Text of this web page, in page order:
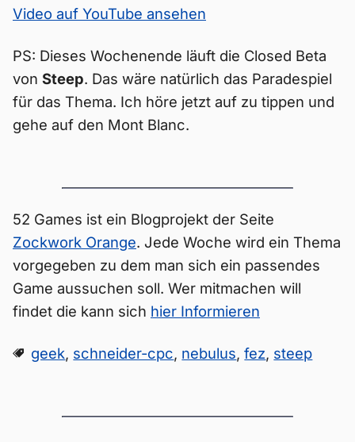
Video auf YouTube ansehen
PS: Dieses Wochenende läuft die Closed Beta
von Steep. Das wäre natürlich das Paradespiel
für das Thema. Ich höre jetzt auf zu tippen und
gehe auf den Mont Blanc.
52 Games ist ein Blogprojekt der Seite
Zockwork Orange. Jede Woche wird ein Thema
vorgegeben zu dem man sich ein passendes
Game aussuchen soll. Wer mitmachen will
findet die kann sich hier Informieren
geek, schneider-cpc, nebulus,fez, steep